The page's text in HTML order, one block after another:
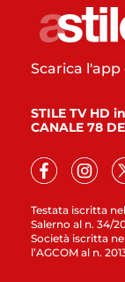
Testata iscritta
Salerno al n. 34/
Società iscritta
l’AGCOM al n.
Scarica l'app
STILE TV HD
CANALE 78